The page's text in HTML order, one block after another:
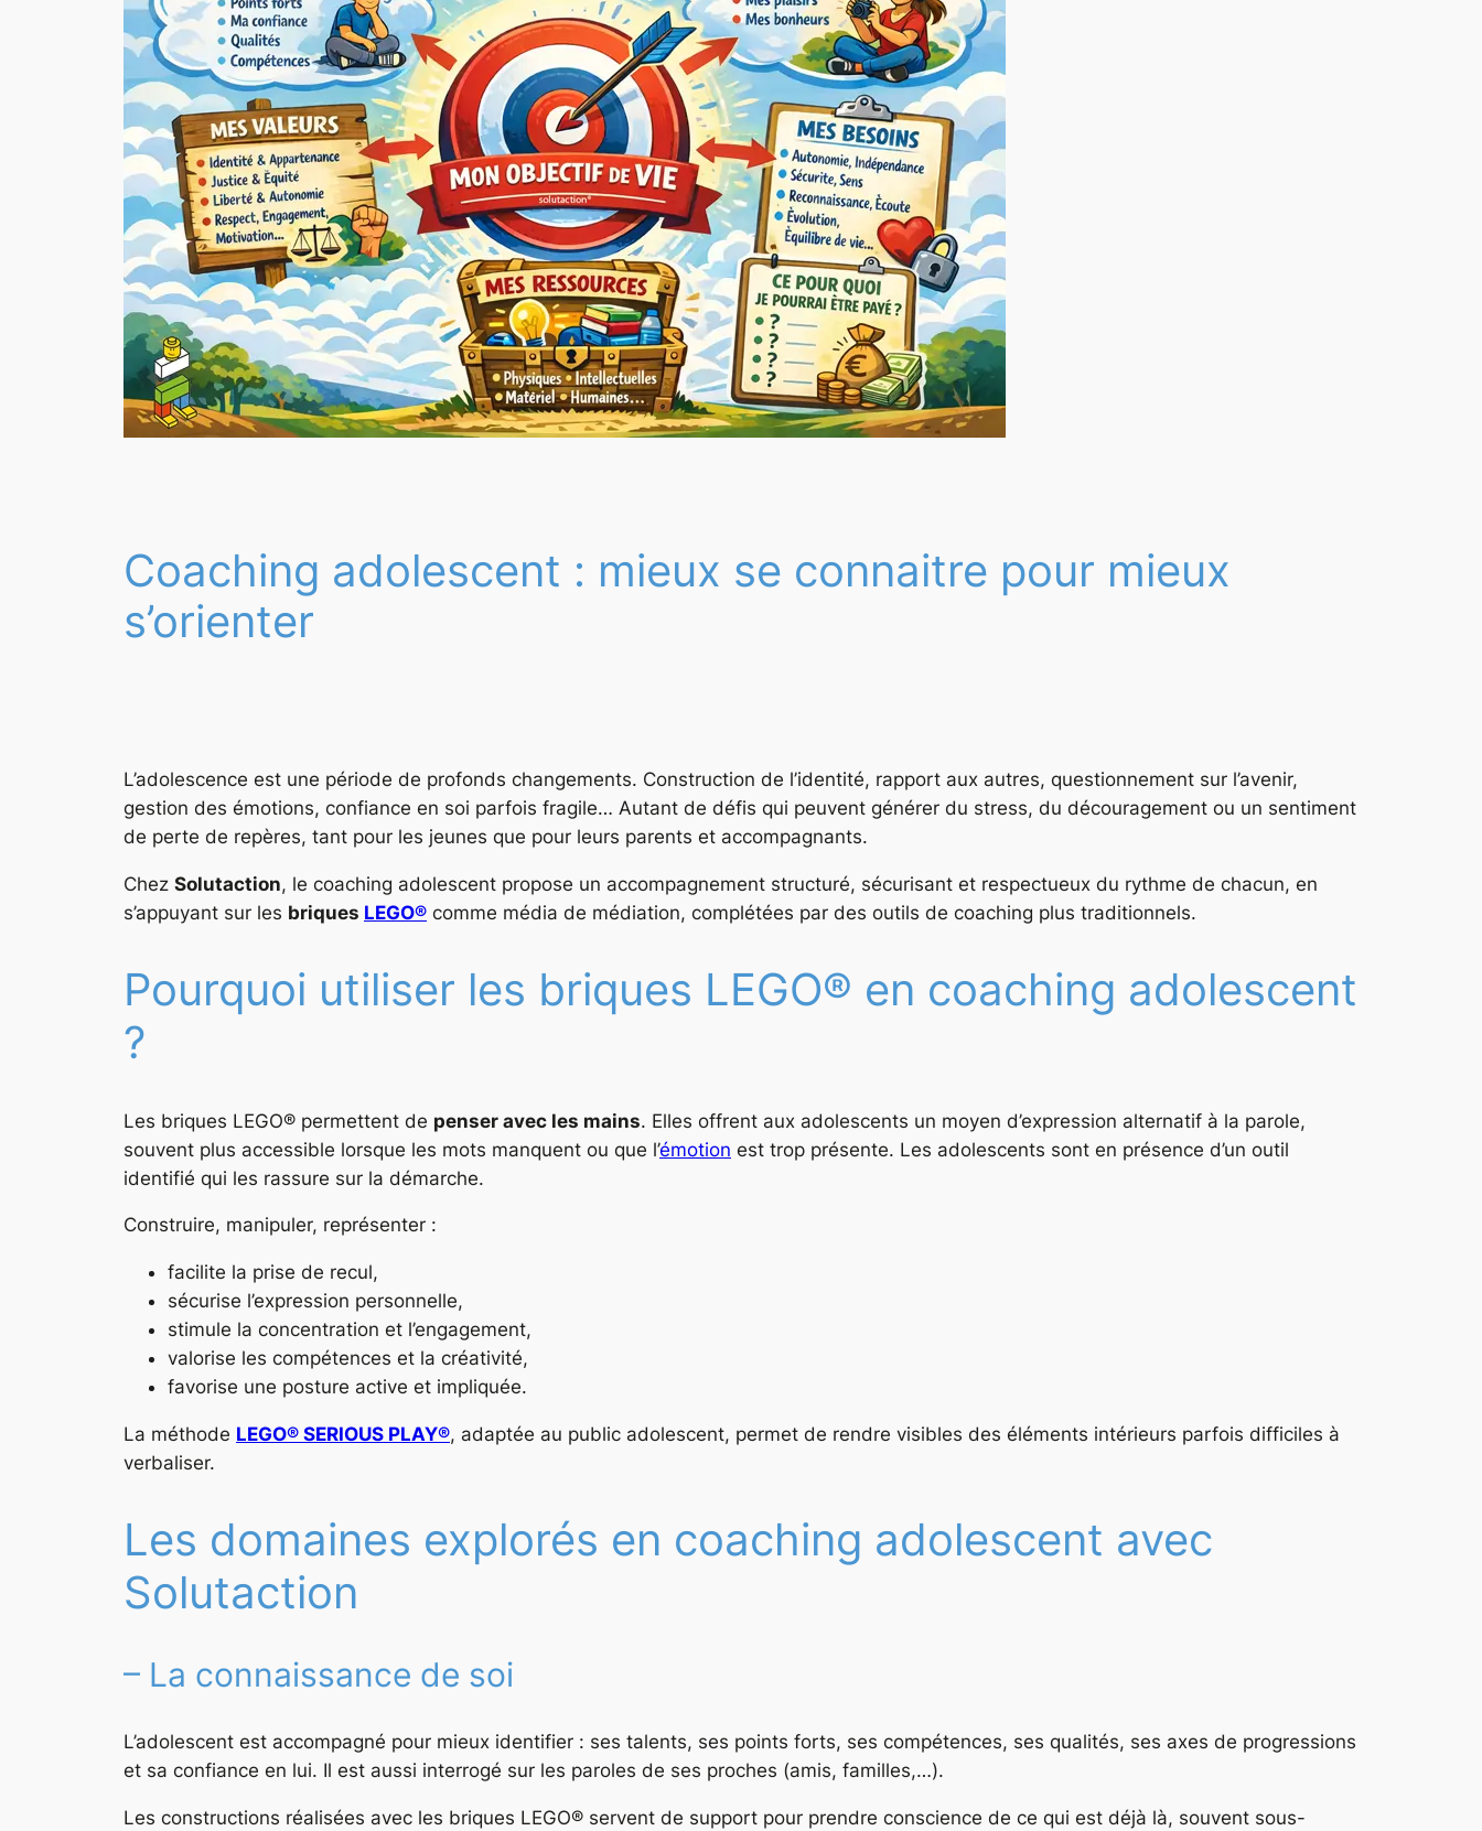
Coaching adolescent : mieux se connaitre pour mieux
s’orienter
L’adolescence est une période de profonds changements. Construction de l’identité, rapport aux autres, questionnement sur l’avenir,
gestion des émotions, confiance en soi parfois fragile… Autant de défis qui peuvent générer du stress, du découragement ou un sentiment
de perte de repères, tant pour les jeunes que pour leurs parents et accompagnants.
Chez Solutaction, le coaching adolescent propose un accompagnement structuré, sécurisant et respectueux du rythme de chacun, en
s’appuyant sur les briques LEGO® comme média de médiation, complétées par des outils de coaching plus traditionnels.
Pourquoi utiliser les briques LEGO® en coaching adolescent
?
Les briques LEGO® permettent de penser avec les mains. Elles offrent aux adolescents un moyen d’expression alternatif à la parole,
souvent plus accessible lorsque les mots manquent ou que l’émotion est trop présente. Les adolescents sont en présence d’un outil
identifié qui les rassure sur la démarche.
Construire, manipuler, représenter :
facilite la prise de recul,
sécurise l’expression personnelle,
stimule la concentration et l’engagement,
valorise les compétences et la créativité,
favorise une posture active et impliquée.
La méthode LEGO® SERIOUS PLAY®, adaptée au public adolescent, permet de rendre visibles des éléments intérieurs parfois difficiles à
verbaliser.
Les domaines explorés en coaching adolescent avec
Solutaction
– La connaissance de soi
L’adolescent est accompagné pour mieux identifier : ses talents, ses points forts, ses compétences, ses qualités, ses axes de progressions
et sa confiance en lui. Il est aussi interrogé sur les paroles de ses proches (amis, familles,…).
Les constructions réalisées avec les briques LEGO® servent de support pour prendre conscience de ce qui est déjà là, souvent sous-